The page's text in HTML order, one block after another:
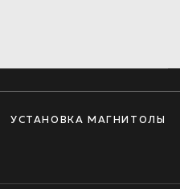
УСТАНОВКА МАГНИТОЛЫ